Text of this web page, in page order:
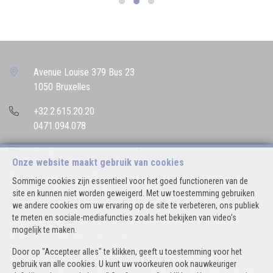
Onze website maakt gebruik van cookies
Sommige cookies zijn essentieel voor het goed functioneren van de
site en kunnen niet worden geweigerd. Met uw toestemming gebruiken
we andere cookies om uw ervaring op de site te verbeteren, ons publiek
te meten en sociale-mediafuncties zoals het bekijken van video's
mogelijk te maken.
Door op "Accepteer alles" te klikken, geeft u toestemming voor het
gebruik van alle cookies. U kunt uw voorkeuren ook nauwkeuriger
Avenue Louise 379 Bus 23
1050 Bruxelles
+32.2.615.20.20
0471.094.078
info@bettencourtrealestate.be
Ondernemingsnummer : BTW BE 0544.346.974
Toezichthoudende Autoriteit : Beroepinstituut van Vastgoedmakelaars
Luxemburgstraat, 16B - 1000 Brussel (+32 2 505 38 50 - info@biv.be) -
www.biv.be-Deontologische code
BA en borgstelling via NV AXA Belgium, Troonplein 1, 1000 Brussel
(polisnr. 730.390.160) Dekking geldt voor activiteiten die in België worden